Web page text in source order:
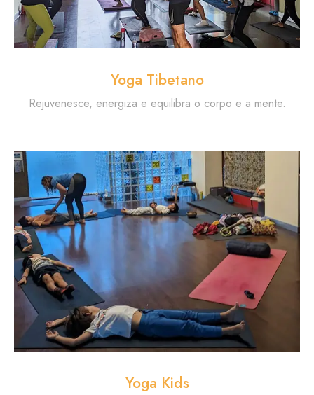
Yoga Tibetano
Rejuvenesce, energiza e equilibra o corpo e a mente.
Yoga Kids